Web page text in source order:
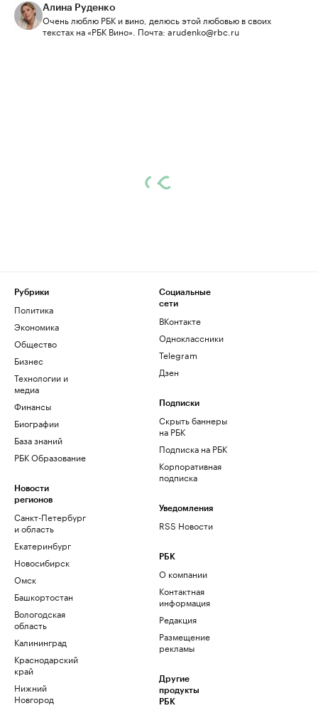
Алина Руденко
Очень люблю РБК и вино, делюсь этой любовью в своих
текстах на «РБК Вино». Почта: arudenko@rbc.ru
Рубрики
Политика
Экономика
Общество
Бизнес
Технологии и
медиа
Финансы
Биографии
База знаний
РБК Образование
Новости
регионов
Санкт-Петербург
и область
Екатеринбург
Новосибирск
Омск
Башкортостан
Вологодская
область
Калининград
Краснодарский
край
Нижний
Новгород
Социальные
сети
ВКонтакте
Одноклассники
Telegram
Дзен
Подписки
Скрыть баннеры
на РБК
Подписка на РБК
Корпоративная
подписка
Уведомления
RSS Новости
РБК
О компании
Контактная
информация
Редакция
Размещение
рекламы
Другие
продукты
РБК